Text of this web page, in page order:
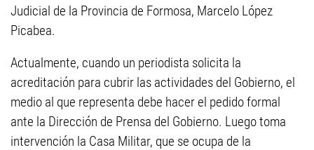
Judicial de la Provincia de Formosa, Marcelo López
Picabea.
Actualmente, cuando un periodista solicita la
acreditación para cubrir las actividades del Gobierno, el
medio al que representa debe hacer el pedido formal
ante la Dirección de Prensa del Gobierno. Luego toma
intervención la Casa Militar, que se ocupa de la